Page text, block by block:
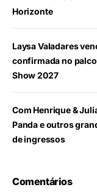
Horizonte
Laysa Valadares
confirmada no
Show 2027
Com Henrique &
Panda e outros
de ingressos
Comentários